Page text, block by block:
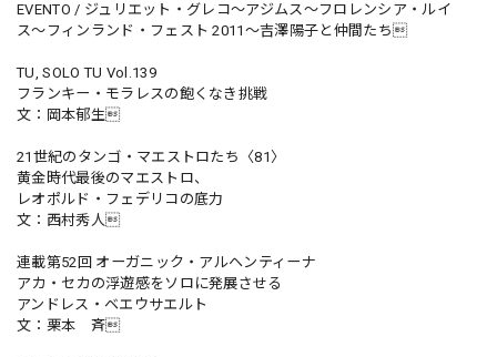
EVENTO / ジュリエット・グレコ〜アジムス〜フロレンシア・ルイ
ス〜フィンランド・フェスト 2011〜吉澤陽子と仲間たち
TU, SOLO TU Vol.139
フランキー・モラレスの飽くなき挑戦
文：岡本郁生
21世紀のタンゴ・マエストロたち〈81〉
黄金時代最後のマエストロ、
レオポルド・フェデリコの底力
文：西村秀人
連載第52回 オーガニック・アルヘンティーナ
アカ・セカの浮遊感をソロに発展させる
アンドレス・ベエウサエルト
文：栗本 斉